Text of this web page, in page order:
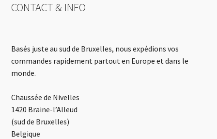
CONTACT & INFO
Basés juste au sud de Bruxelles, nous expédions vos
commandes rapidement partout en Europe et dans le
monde.
Chaussée de Nivelles
1420 Braine-l’Alleud
(sud de Bruxelles)
Belgique